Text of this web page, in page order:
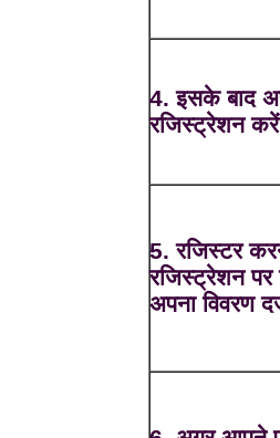
4. इसके बाद
रजिस्ट्रेशन
5. रजिस्टर
रजिस्ट्रेशन
अपना विवरण